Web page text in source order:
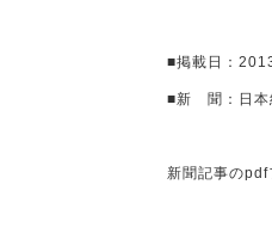
■掲載日：
■新 聞：日
新聞記事のpdf